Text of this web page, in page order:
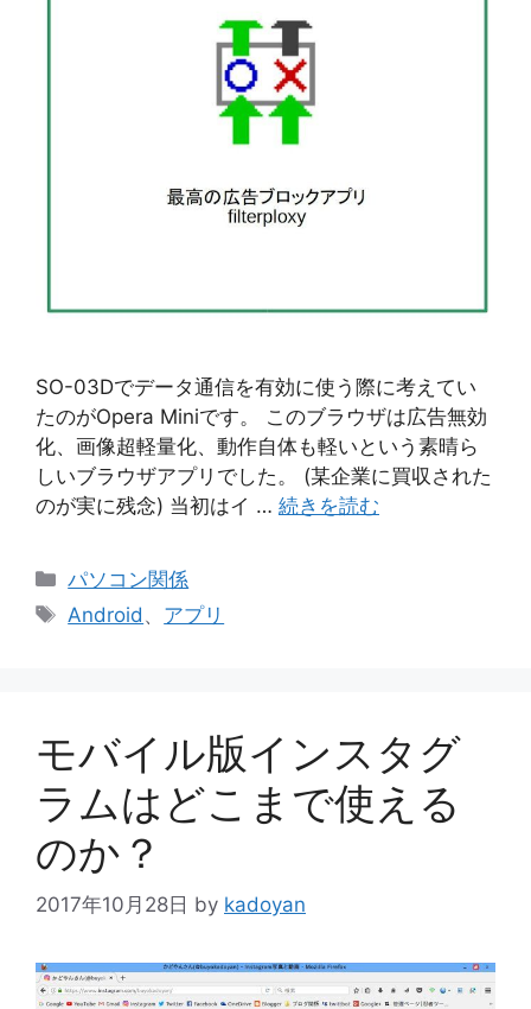
SO-03Dでデータ通信を有効に使う際に考えてい
たのがOpera Miniです。 このブラウザは広告無効
化、画像超軽量化、動作自体も軽いという素晴ら
しいブラウザアプリでした。 (某企業に買収された
のが実に残念) 当初はイ … 続きを読む
カ
テ
パソコン関係
タ
Android 、 アプリ
モバイル版インスタグ
ラムはどこまで使える
のか？
2017年10月28日 by kadoyan